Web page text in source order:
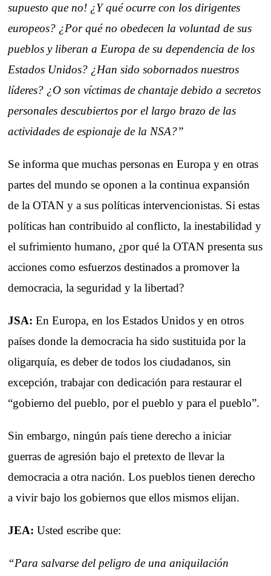
supuesto que no! ¿Y qué ocurre con los dirigentes
europeos? ¿Por qué no obedecen la voluntad de sus
pueblos y liberan a Europa de su dependencia de los
Estados Unidos? ¿Han sido sobornados nuestros
líderes? ¿O son víctimas de chantaje debido a secretos
personales descubiertos por el largo brazo de las
actividades de espionaje de la NSA?”
Se informa que muchas personas en Europa y en otras
partes del mundo se oponen a la continua expansión
de la OTAN y a sus políticas intervencionistas. Si estas
políticas han contribuido al conflicto, la inestabilidad y
el sufrimiento humano, ¿por qué la OTAN presenta sus
acciones como esfuerzos destinados a promover la
democracia, la seguridad y la libertad?
JSA: En Europa, en los Estados Unidos y en otros
países donde la democracia ha sido sustituida por la
oligarquía, es deber de todos los ciudadanos, sin
excepción, trabajar con dedicación para restaurar el
“gobierno del pueblo, por el pueblo y para el pueblo”.
Sin embargo, ningún país tiene derecho a iniciar
guerras de agresión bajo el pretexto de llevar la
democracia a otra nación. Los pueblos tienen derecho
a vivir bajo los gobiernos que ellos mismos elijan.
JEA: Usted escribe que:
“Para salvarse del peligro de una aniquilación